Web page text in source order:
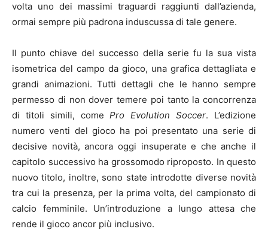
volta uno dei massimi traguardi raggiunti dall’azienda,
ormai sempre più padrona induscussa di tale genere.
Il punto chiave del successo della serie fu la sua vista
isometrica del campo da gioco, una grafica dettagliata e
grandi animazioni. Tutti dettagli che le hanno sempre
permesso di non dover temere poi tanto la concorrenza
di titoli simili, comePro Evolution Soccer. L’edizione
numero venti del gioco ha poi presentato una serie di
decisive novità, ancora oggi insuperate e che anche il
capitolo successivo ha grossomodo riproposto. In questo
nuovo titolo, inoltre, sono state introdotte diverse novità
tra cui la presenza, per la prima volta, del campionato di
calcio femminile. Un’introduzione a lungo attesa che
rende il gioco ancor più inclusivo.